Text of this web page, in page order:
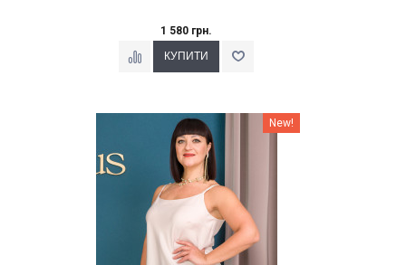
1 580 грн.
Наклейки Варіант з % New!